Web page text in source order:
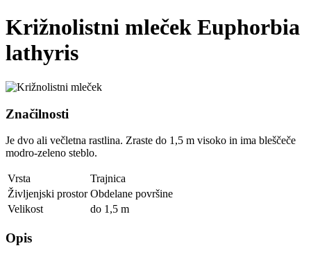
Križnolistni mleček Euphorbia
lathyris
Značilnosti
Je dvo ali večletna rastlina. Zraste do 1,5 m visoko in ima bleščeče
modro-zeleno steblo.
Vrsta
Trajnica
Življenjski prostor Obdelane površine
Velikost
do 1,5 m
Opis